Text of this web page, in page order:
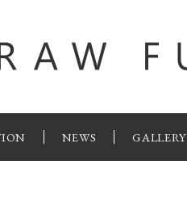
NEWS GALLERY